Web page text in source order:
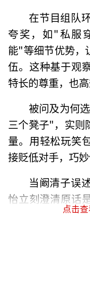
在节目组队
夸奖，如"私服
能"等细节优势，
伍。这种基于观
特长的尊重，也
被问及为何
三个凳子"，实则
量。用轻松玩笑
接贬低对手，巧
当阚清子误
怡立刻澄清原话
差引发矛盾，并
点击